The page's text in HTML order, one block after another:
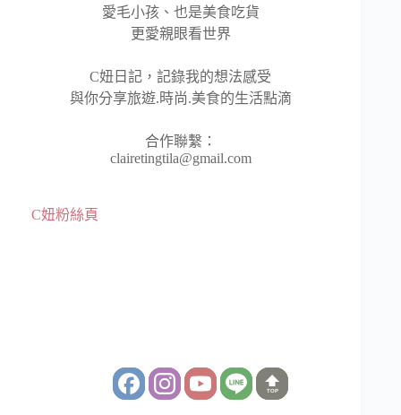
愛毛小孩、也是美食吃貨
更愛親眼看世界
C妞日記，記錄我的想法感受
與你分享旅遊.時尚.美食的生活點滴
合作聯繫：
clairetingtila@gmail.com
C妞粉絲頁
TOP